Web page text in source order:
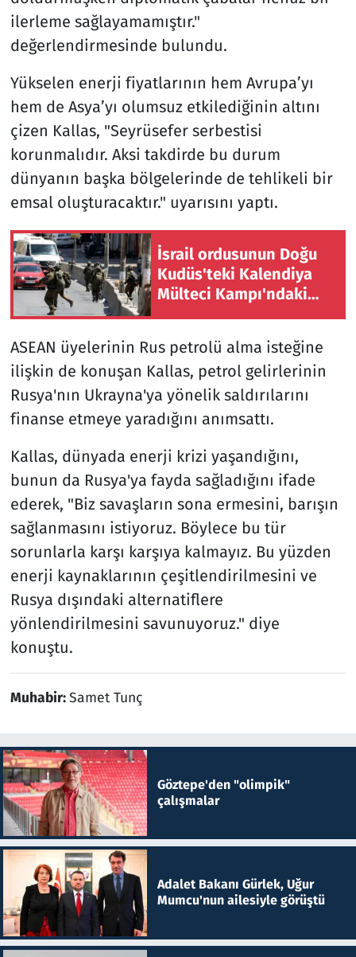
ilerleme sağlayamamıştır."
değerlendirmesinde bulundu.
Yükselen enerji fiyatlarının hem Avrupa’yı
hem de Asya’yı olumsuz etkilediğinin altını
çizen Kallas, "Seyrüsefer serbestisi
korunmalıdır. Aksi takdirde bu durum
dünyanın başka bölgelerinde de tehlikeli bir
emsal oluşturacaktır." uyarısını yaptı.
İsrail ordusunun Doğu
Kudüs'teki Kalendiya
Mülteci Kampı'ndaki
ASEAN üyelerinin Rus petrolü alma isteğine
ilişkin de konuşan Kallas, petrol gelirlerinin
Rusya'nın Ukrayna'ya yönelik saldırılarını
finanse etmeye yaradığını anımsattı.
Kallas, dünyada enerji krizi yaşandığını,
bunun da Rusya'ya fayda sağladığını ifade
ederek, "Biz savaşların sona ermesini, barışın
sağlanmasını istiyoruz. Böylece bu tür
sorunlarla karşı karşıya kalmayız. Bu yüzden
enerji kaynaklarının çeşitlendirilmesini ve
Rusya dışındaki alternatiflere
yönlendirilmesini savunuyoruz." diye
konuştu.
Muhabir:Samet Tunç
Göztepe'den "olimpik"
çalışmalar
Adalet Bakanı Gürlek, Uğur
Mumcu'nun ailesiyle görüştü